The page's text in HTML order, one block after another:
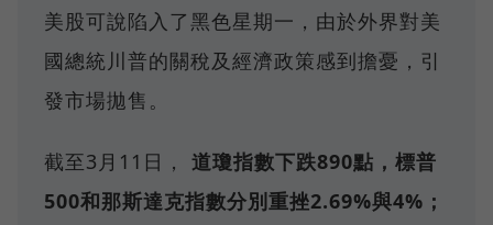
美股可說陷入了黑色星期一，由於外界對美
國總統川普的關稅及經濟政策感到擔憂，引
發市場拋售。
截至3月11日， 道瓊指數下跌890點，標普
500和那斯達克指數分別重挫2.69%與4%；